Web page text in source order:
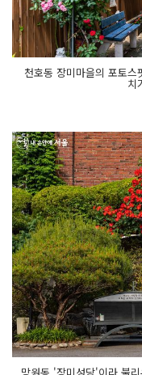
천호동 장미마을의 포토
치